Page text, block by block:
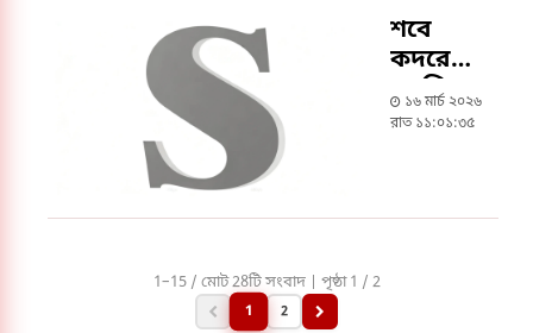
শবে
কদরে
মসজিদে
মসজিদে
১৬ মার্চ ২০২৬
রাত ১১:০১:৩৫
1–15 / মোট 28টি সংবাদ | পৃষ্ঠা 1 / 2
1 2